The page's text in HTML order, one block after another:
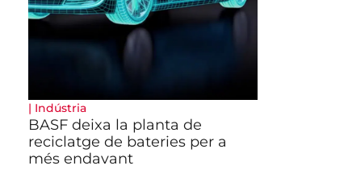
| Indústria
BASF deixa la planta de
reciclatge de bateries per a
més endavant